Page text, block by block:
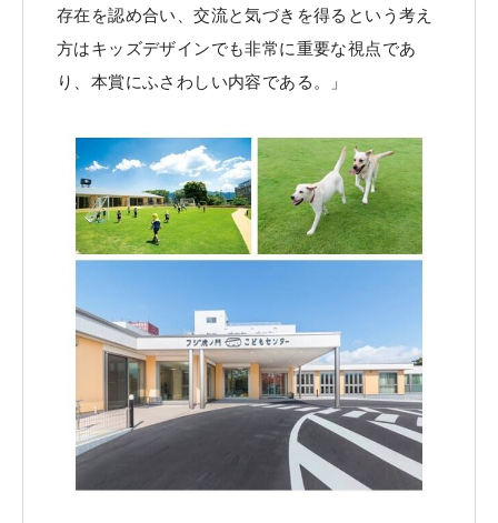
存在を認め合い、交流と気づきを得るという考え
方はキッズデザインでも非常に重要な視点であ
り、本賞にふさわしい内容である。」